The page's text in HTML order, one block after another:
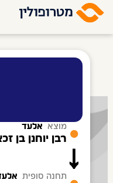
מוצא אלעד
רבן יוחנן בן
תחנה סופית